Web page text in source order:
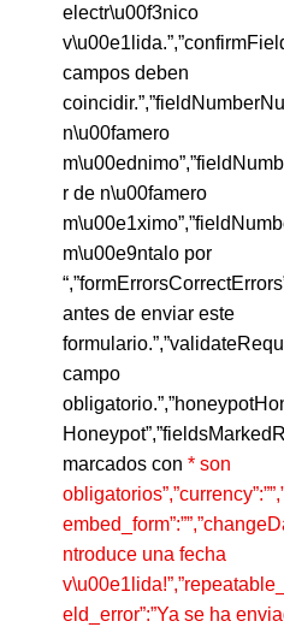
electr\u00f3nico
campos deben
n\u00famero
r de n\u00famero
m\u00e9ntalo por
antes de enviar este
campo
marcados con * son
ntroduce una fecha
eld_error”:”Ya se ha